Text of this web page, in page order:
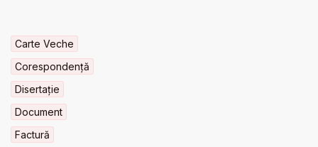
Carte Veche
Corespondență
Disertație
Document
Factură